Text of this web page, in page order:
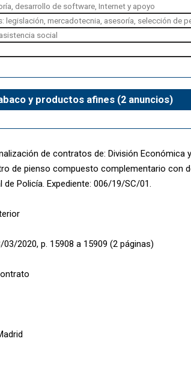
desarrollo de software, Internet y apoyo
legislación, mercadotecnia, asesoría, selección de
social
y productos afines (2 anuncios)
de contratos de: División Económica
de pienso compuesto complementario con
de Policía. Expediente: 006/19/SC/01.
03/2020, p. 15908 a 15909 (2 páginas)